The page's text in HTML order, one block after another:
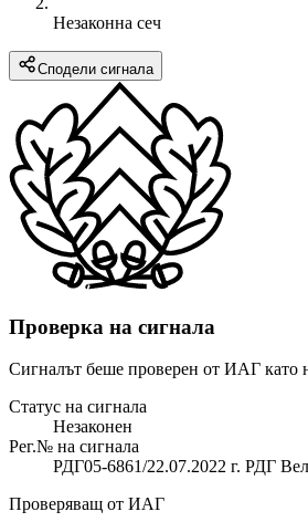
Незаконна сеч
Сподели сигнала
Проверка на сигнала
Сигналът беше проверен от ИАГ като
Статус на сигнала
Незаконен
Рег.№ на сигнала
РДГ05-6861/22.07.2022 г. РДГ
Проверяващ от ИАГ